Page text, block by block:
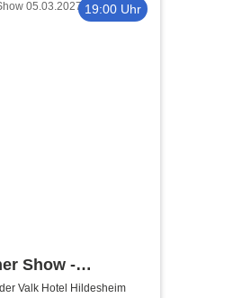
19:00 Uhr
Show -
Valk Hotel Hildesheim